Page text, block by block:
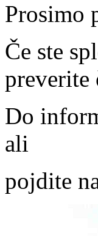
Prosimo
Če ste
preverite
Do
ali
pojdite